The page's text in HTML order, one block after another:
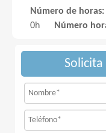
Número de horas:
0h
Número